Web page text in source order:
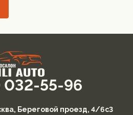
032-55-96
Береговой проезд, 4/6с3